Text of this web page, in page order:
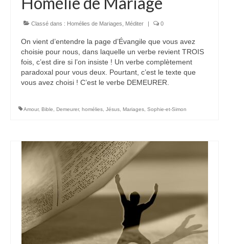
Célébrer
Prochaines Messes
Classé dans : Homélies de Mariages Méditer | 0
On vient d’entendre la page d’Évangile que vous avez
choisie pour nous, dans laquelle un verbe revient TROIS
fois, c’est dire si l’on insiste ! Un verbe complètement
paradoxal pour vous deux. Pourtant, c’est le texte que
vous avez choisi ! C’est le verbe DEMEURER.
Amour, Bible Demeurer, homélies Jésus Mariages Sophie-et-Simon